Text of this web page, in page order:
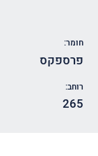
חומר:
פרספקס
רוחב:
265